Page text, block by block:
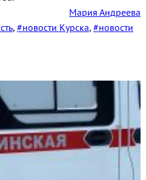
Мария Андреева
, #новости Курска, #новости